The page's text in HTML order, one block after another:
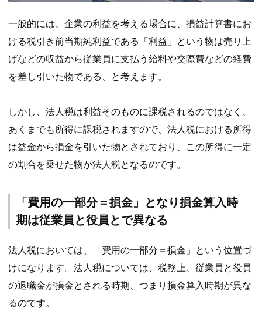
一般的には、企業の利益を考える場合に、損益計算書にお
ける税引き前当期純利益である「利益」という物は売り上
げなどの収益から従業員に支払う給料や交際費などの経費
を差し引いた物である、と考えます。
しかし、法人税は利益そのものに課税されるのではなく、
あくまでも所得に課税されますので、法人税における所得
は益金から損金を引いた物とされており、この所得に一定
の割合を乗せた物が法人税となるのです。
「費用の一部分＝損金」となり損金算入時
期は従業員と役員とで異なる
法人税においては、「費用の一部分＝損金」という位置づ
けになります。法人税については、税務上、従業員と役員
の退職金が損金とされる時期、つまり損金算入時期が異な
るのです。